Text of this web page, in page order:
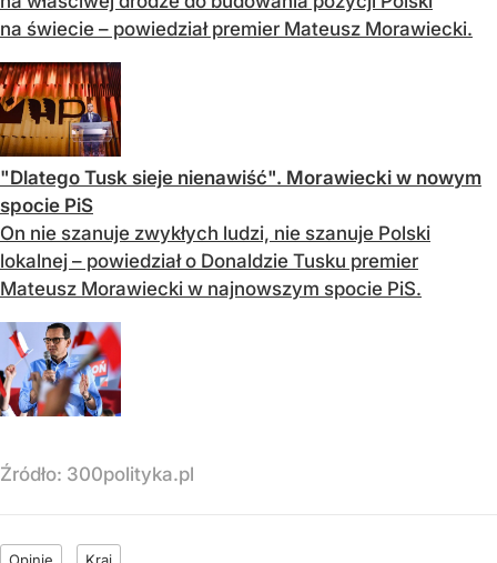
na świecie – powiedział premier Mateusz Morawiecki.
"Dlatego Tusk sieje nienawiść". Morawiecki w nowym
spocie PiS
On nie szanuje zwykłych ludzi, nie szanuje Polski
lokalnej – powiedział o Donaldzie Tusku premier
Mateusz Morawiecki w najnowszym spocie PiS.
Źródło: 300polityka.pl